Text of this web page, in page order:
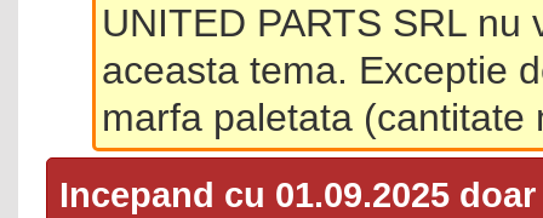
UNITED PARTS SRL
aceasta tema. Exceptie
marfa paletata (cantitate
Incepand cu 01.09.2025